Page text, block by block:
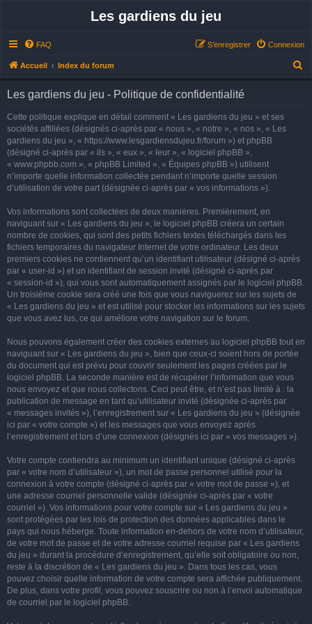
Les gardiens du jeu
FAQ Connexion
S’enregistrer
Accueil Index du forum
Les gardiens du jeu - Politique de confidentialité
Cette politique explique en détail comment « Les gardiens du jeu » et ses
sociétés affiliées (désignés ci-après par « nous », « notre », « nos », « Les
gardiens du jeu », « https://www.lesgardiensdujeu.fr/forum ») et phpBB
(désigné ci-après par « ils », « eux », « leur », « logiciel phpBB »,
« www.phpbb.com », « phpBB Limited », « Équipes phpBB ») utilisent
n’importe quelle information collectée pendant n’importe quelle session
d’utilisation de votre part (désignée ci-après par « vos informations »).
Vos informations sont collectées de deux manières. Premièrement, en
naviguant sur « Les gardiens du jeu », le logiciel phpBB créera un certain
nombre de cookies, qui sont des petits fichiers textes téléchargés dans les
fichiers temporaires du navigateur Internet de votre ordinateur. Les deux
premiers cookies ne contiennent qu’un identifiant utilisateur (désigné ci-après
par « user-id ») et un identifiant de session invité (désigné ci-après par
« session-id »), qui vous sont automatiquement assignés par le logiciel phpBB.
Un troisième cookie sera créé une fois que vous naviguerez sur les sujets de
« Les gardiens du jeu » et est utilisé pour stocker les informations sur les sujets
que vous avez lus, ce qui améliore votre navigation sur le forum.
Nous pouvons également créer des cookies externes au logiciel phpBB tout en
naviguant sur « Les gardiens du jeu », bien que ceux-ci soient hors de portée
du document qui est prévu pour couvrir seulement les pages créées par le
logiciel phpBB. La seconde manière est de récupérer l’information que vous
nous envoyez et que nous collectons. Ceci peut être, et n’est pas limité à : la
publication de message en tant qu’utilisateur invité (désignée ci-après par
« messages invités »), l’enregistrement sur « Les gardiens du jeu » (désignée
ici par « votre compte ») et les messages que vous envoyez après
l’enregistrement et lors d’une connexion (désignés ici par « vos messages »).
Votre compte contiendra au minimum un identifiant unique (désigné ci-après
par « votre nom d’utilisateur »), un mot de passe personnel utilisé pour la
connexion à votre compte (désigné ci-après par « votre mot de passe »), et
une adresse courriel personnelle valide (désignée ci-après par « votre
courriel »). Vos informations pour votre compte sur « Les gardiens du jeu »
sont protégées par les lois de protection des données applicables dans le
pays qui nous héberge. Toute information en-dehors de votre nom d’utilisateur,
de votre mot de passe et de votre adresse courriel requise par « Les gardiens
du jeu » durant la procédure d’enregistrement, qu’elle soit obligatoire ou non,
reste à la discrétion de « Les gardiens du jeu ». Dans tous les cas, vous
pouvez choisir quelle information de votre compte sera affichée publiquement.
De plus, dans votre profil, vous pouvez souscrire ou non à l’envoi automatique
de courriel par le logiciel phpBB.